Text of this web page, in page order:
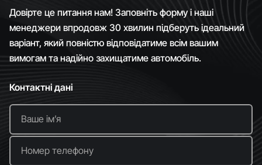
Довірте це питання нам! Заповніть форму і наші
менеджери впродовж 30 хвилин підберуть ідеальний
варіант, який повністю відповідатиме всім вашим
вимогам та надійно захищатиме автомобіль.
Контактні дані
Ваше імʼя
Номер телефону